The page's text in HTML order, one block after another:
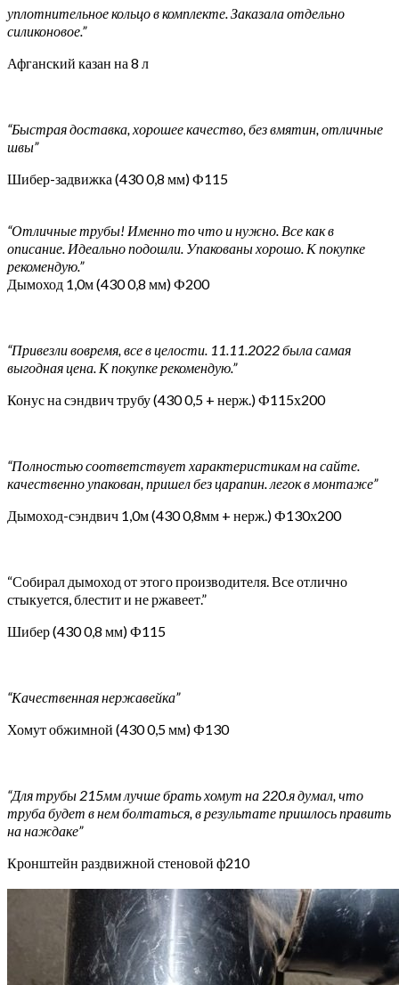
уплотнительное кольцо в комплекте. Заказала отдельно
силиконовое.”
Афганский казан на 8 л
“Быстрая доставка, хорошее качество, без вмятин, отличные
швы”
Шибер-задвижка (430 0,8 мм) Ф115
“Отличные трубы! Именно то что и нужно. Все как в
описание. Идеально подошли. Упакованы хорошо. К покупке
рекомендую.”
Дымоход 1,0м (430 0,8 мм) Ф200
“Привезли вовремя, все в целости. 11.11.2022 была самая
выгодная цена. К покупке рекомендую.”
Конус на сэндвич трубу (430 0,5 + нерж.) Ф115х200
“Полностью соответствует характеристикам на сайте.
качественно упакован, пришел без царапин. легок в монтаже”
Дымоход-сэндвич 1,0м (430 0,8мм + нерж.) Ф130х200
“Собирал дымоход от этого производителя. Все отлично
стыкуется, блестит и не ржавеет.”
Шибер (430 0,8 мм) Ф115
“Качественная нержавейка”
Хомут обжимной (430 0,5 мм) Ф130
“Для трубы 215мм лучше брать хомут на 220.я думал, что
труба будет в нем болтаться, в результате пришлось править
на наждаке”
Кронштейн раздвижной стеновой ф210